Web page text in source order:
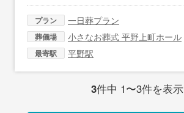
プラン 一日葬プラン
葬儀場 小さなお葬式 平野上町ホール
最寄駅 平野駅
3件中 1〜3件を表示